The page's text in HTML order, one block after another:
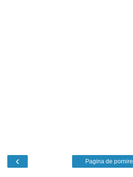
‹ Pagina de pornire